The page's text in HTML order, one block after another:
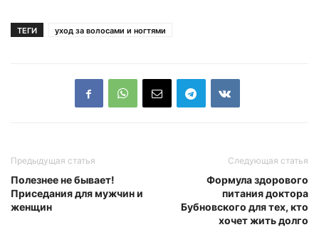
ТЕГИ уход за волосами и ногтями
Предыдущая статья
Полезнее не бывает!
Приседания для мужчин и
женщин
Следующая статья
Формула здорового
питания доктора
Бубновского для тех, кто
хочет жить долго